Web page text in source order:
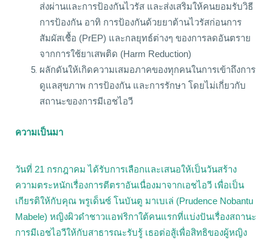
ส่งผ่านและการป้องกันไวรัส และส่งเสริมให้คนยอมรับวิธี
การป้องกัน อาทิ การป้องกันด้วยยาต้านไวรัสก่อนการ
สัมผัสเชื้อ (PrEP) และกลยุทธ์ต่างๆ ของการลดอันตราย
จากการใช้ยาเสพติด (Harm Reduction)
ผลักดันให้เกิดความเสมอภาคของทุกคนในการเข้าถึงการ
ดูแลสุขภาพ การป้องกัน และการรักษา โดยไม่เกี่ยวกับ
สถานะของการมีเอชไอวี
ความเป็นมา
วันที่ 21 กรกฎาคม ได้รับการเลือกและเสนอให้เป็นวันสร้าง
ความตระหนักเรื่องการตีตราอันเนื่องมาจากเอชไอวี เพื่อเป็น
เกียรติให้กับคุณ พรูเด็นซ์ โนบันตู มาเบเล่ (Prudence Nobantu
Mabele) หญิงผิวดำชาวแอฟริกาใต้คนแรกที่แบ่งปันเรื่องสถานะ
การมีเอชไอวีให้กับสาธารณะรับรู้ เธอต่อสู้เพื่อสิทธิของผู้หญิง